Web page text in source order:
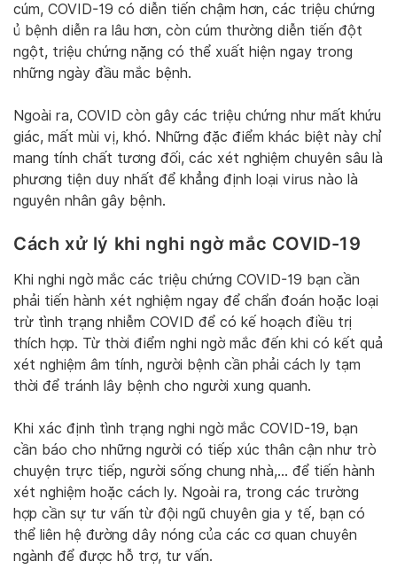
cúm, COVID-19 có diễn tiến chậm hơn, các triệu chứng
ủ bệnh diễn ra lâu hơn, còn cúm thường diễn tiến đột
ngột, triệu chứng nặng có thể xuất hiện ngay trong
những ngày đầu mắc bệnh.
Ngoài ra, COVID còn gây các triệu chứng như mất khứu
giác, mất mùi vị, khó. Những đặc điểm khác biệt này chỉ
mang tính chất tương đối, các xét nghiệm chuyên sâu là
phương tiện duy nhất để khẳng định loại virus nào là
nguyên nhân gây bệnh.
Cách xử lý khi nghi ngờ mắc COVID-19
Khi nghi ngờ mắc các triệu chứng COVID-19 bạn cần
phải tiến hành xét nghiệm ngay để chẩn đoán hoặc loại
trừ tình trạng nhiễm COVID để có kế hoạch điều trị
thích hợp. Từ thời điểm nghi ngờ mắc đến khi có kết quả
xét nghiệm âm tính, người bệnh cần phải cách ly tạm
thời để tránh lây bệnh cho người xung quanh.
Khi xác định tình trạng nghi ngờ mắc COVID-19, bạn
cần báo cho những người có tiếp xúc thân cận như trò
chuyện trực tiếp, người sống chung nhà,… để tiến hành
xét nghiệm hoặc cách ly. Ngoài ra, trong các trường
hợp cần sự tư vấn từ đội ngũ chuyên gia y tế, bạn có
thể liên hệ đường dây nóng của các cơ quan chuyên
ngành để được hỗ trợ, tư vấn.